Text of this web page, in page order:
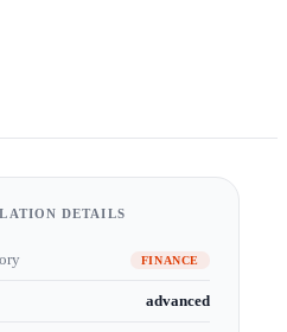
DETAILS
FINANCE
advanced